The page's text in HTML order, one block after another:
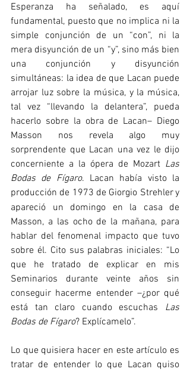
Esperanza ha señalado, es aquí
fundamental, puesto que no implica ni la
simple conjunción de un “con”, ni la
mera disyunción de un “y”, sino más bien
una conjunción y disyunción
simultáneas: la idea de que Lacan puede
arrojar luz sobre la música, y la música,
tal vez “llevando la delantera”, pueda
hacerlo sobre la obra de Lacan– Diego
Masson nos revela algo muy
sorprendente que Lacan una vez le dijo
concerniente a la ópera de Mozart Las
Bodas de Fígaro. Lacan había visto la
producción de 1973 de Giorgio Strehlery
apareció un domingo en la casa de
Masson, a las ocho de la mañana, para
hablar del fenomenal impacto que tuvo
sobre él. Cito sus palabras iniciales: “Lo
que he tratado de explicar en mis
Seminarios durante veinte años sin
conseguir hacerme entender –¿por qué
está tan claro cuando escuchas Las
Bodas de Fígaro? Explícamelo”.
Lo que quisiera hacer en este artículo es
tratar de entender lo que Lacan quiso